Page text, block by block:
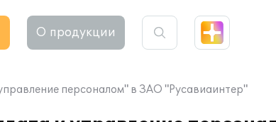
О продукции
персоналом" в ЗАО "Русавиаинтер"